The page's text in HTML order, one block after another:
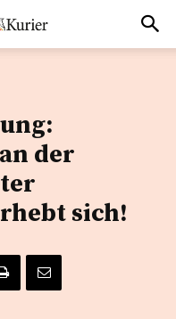
der
sich!